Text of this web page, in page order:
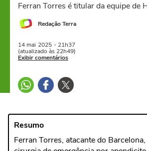
Ferran Torres é titular da equipe de
Redação Terra
14 mai 2025 - 21h37
(atualizado às 22h49)
Exibir comentários
Resumo
Ferran Torres, atacante do